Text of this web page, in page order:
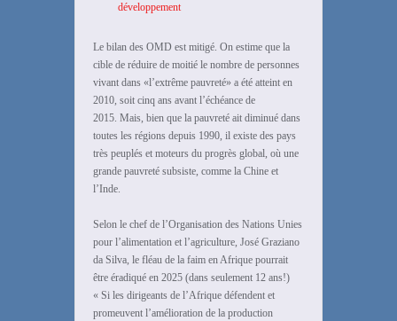
développement
Le bilan des OMD est mitigé. On estime que la
cible de réduire de moitié le nombre de personnes
vivant dans «l’extrême pauvreté» a été atteint en
2010, soit cinq ans avant l’échéance de
2015. Mais, bien que la pauvreté ait diminué dans
toutes les régions depuis 1990, il existe des pays
très peuplés et moteurs du progrès global, où une
grande pauvreté subsiste, comme la Chine et
l’Inde.
Selon le chef de l’Organisation des Nations Unies
pour l’alimentation et l’agriculture, José Graziano
da Silva, le fléau de la faim en Afrique pourrait
être éradiqué en 2025 (dans seulement 12 ans!)
« Si les dirigeants de l’Afrique défendent et
promeuvent l’amélioration de la production